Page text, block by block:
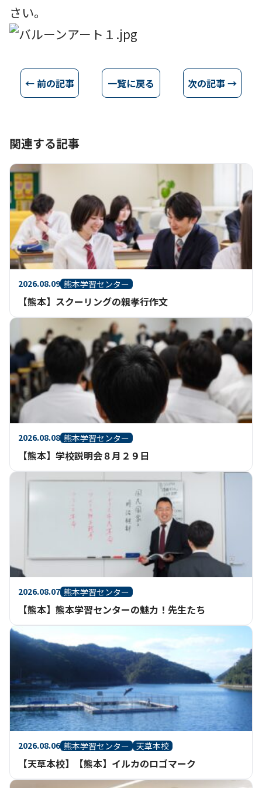
さい。
← 前の記事 一覧に戻る 次の記事 →
関連する記事
2026.08.09 熊本学習センター
【熊本】スクーリングの親孝行作文
2026.08.08 熊本学習センター
【熊本】学校説明会８月２９日
2026.08.07 熊本学習センター
【熊本】熊本学習センターの魅力！先生たち
2026.08.06 熊本学習センター 天草本校
【天草本校】【熊本】イルカのロゴマーク